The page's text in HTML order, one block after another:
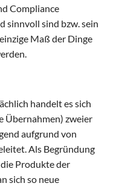
Compliance
sinnvoll sind bzw. sein
Maß der Dinge
handelt es sich
Übernahmen) zweier
aufgrund von
Als Begründung
Produkte der
sich so neue